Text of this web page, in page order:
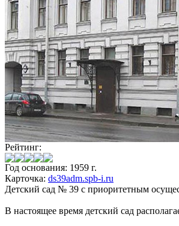
Рейтинг:
Год основания: 1959 г.
Карточка: ds39adm.spb-i.ru
Детский сад № 39 с приоритетным
В настоящее время детский сад